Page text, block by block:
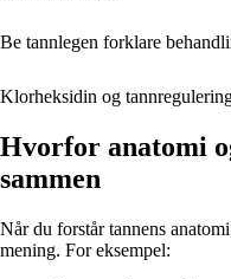
Be tannlegen forklare
Klorheksidin og
Hvorfor anatomi
sammen
Når du forstår tannens
mening. For eksempel: